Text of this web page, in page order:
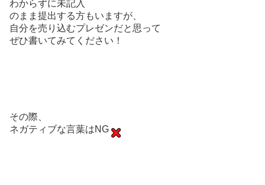
わからずに未記入
のまま提出する方もいますが、
自分を売り込むプレゼンだと思って
ぜひ書いてみてください！
その際、
ネガティブな言葉はNG